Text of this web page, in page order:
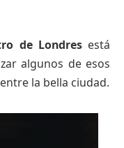
de Londresestá
algunos de esos
la bella ciudad.